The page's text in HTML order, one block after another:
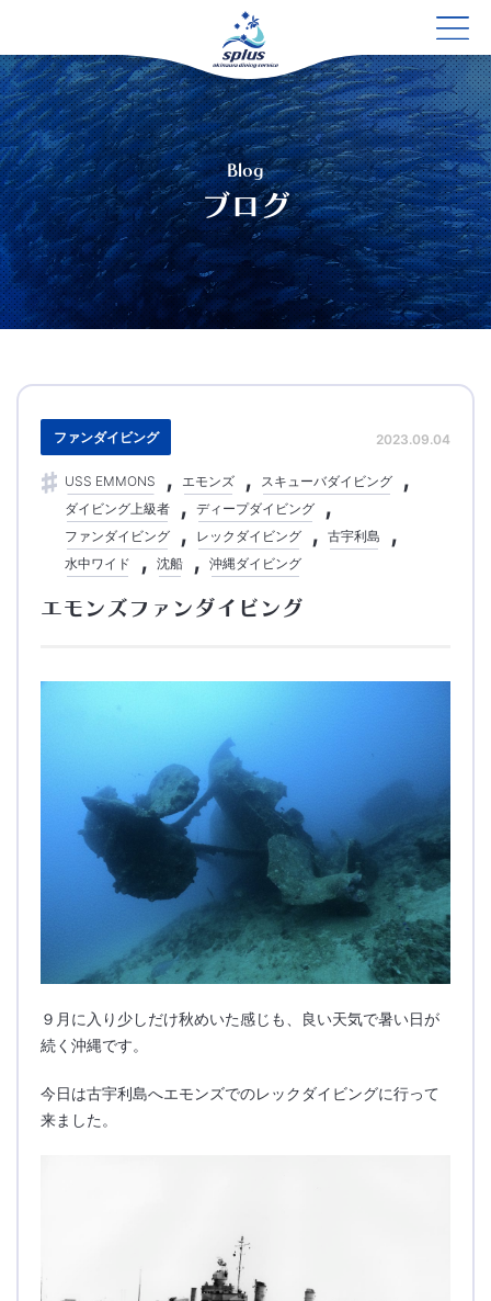
Blog
ブログ
ファンダイビング
USS EMMONS エモンズ
スキューバダイビング
ダイビング上級者
ディープダイビング
ファンダイビング
レックダイビング
古宇利島
水中ワイド
沈船 沖縄ダイビング
2023.09.04
エモンズファンダイビング
９月に入り少しだけ秋めいた感じも、良い天気で暑い日が
続く沖縄です。
今日は古宇利島へエモンズでのレックダイビングに行って
来ました。